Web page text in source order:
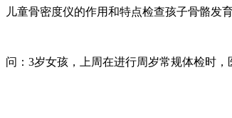
儿童骨密度仪的作用和特点检查孩子骨骼发
问：3岁女孩，上周在进行周岁常规体检时